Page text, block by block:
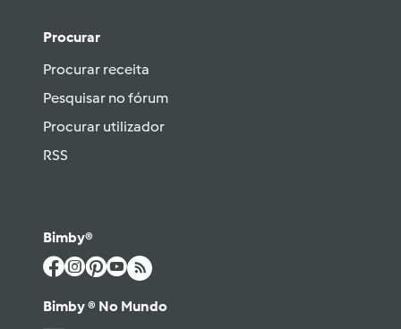
Procurar
Procurar receita
Pesquisar no fórum
Procurar utilizador
RSS
Bimby®
Bimby ® No Mundo